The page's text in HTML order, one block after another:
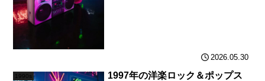
2026.05.30
1990s
1997年の洋楽ロック＆ポップス